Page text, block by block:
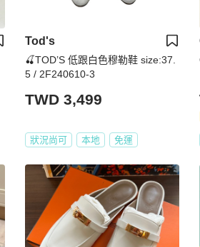
Tod's
🍒TOD’S 低跟白色穆勒鞋 size:37.
5 / 2F240610-3
TWD 3,499
狀況尚可 本地 免運